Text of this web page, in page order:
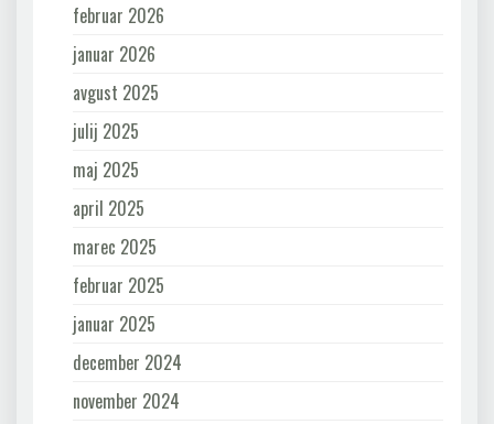
februar 2026
januar 2026
avgust 2025
julij 2025
maj 2025
april 2025
marec 2025
februar 2025
januar 2025
december 2024
november 2024